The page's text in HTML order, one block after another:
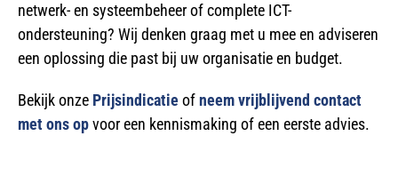
netwerk- en systeembeheer of complete ICT-
ondersteuning? Wij denken graag met u mee en adviseren
een oplossing die past bij uw organisatie en budget.
Bekijk onze Prijsindicatieofneem vrijblijvend contact
met ons opvoor een kennismaking of een eerste advies.